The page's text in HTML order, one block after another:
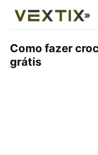
Como fazer
grátis